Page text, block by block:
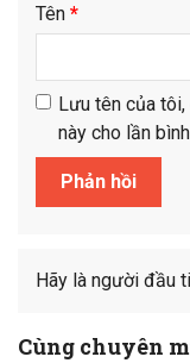
Tên *
Lưu tên của
này cho lần
Hãy là người đầu
Cùng chuyên